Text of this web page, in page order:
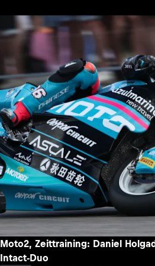
Moto2, Zeittraining: Daniel
Intact-Duo